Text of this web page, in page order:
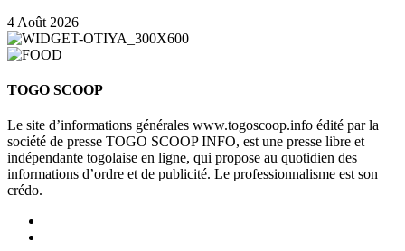
4 Août 2026
TOGO SCOOP
Le site d’informations générales www.togoscoop.info édité par la
société de presse TOGO SCOOP INFO, est une presse libre et
indépendante togolaise en ligne, qui propose au quotidien des
informations d’ordre et de publicité. Le professionnalisme est son
crédo.